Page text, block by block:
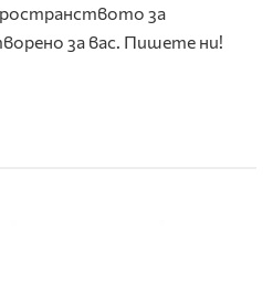
за
за вас. Пишете ни!